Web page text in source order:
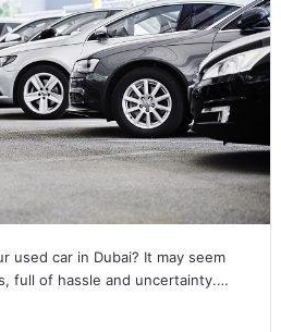
used car in Dubai? It may seem
full of hassle and uncertainty.…